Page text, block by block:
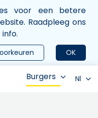
voor een betere
Raadpleeg ons
OK
Burgers Nl